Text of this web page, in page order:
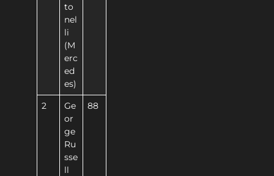
to
nel
li
(M
erc
ed
es)
2
Ge
or
ge
Ru
sse
ll
88